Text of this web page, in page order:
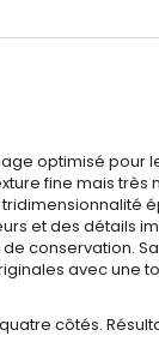
optimisé pour
fine mais très
et des détails
conservation.
avec une
côtés.